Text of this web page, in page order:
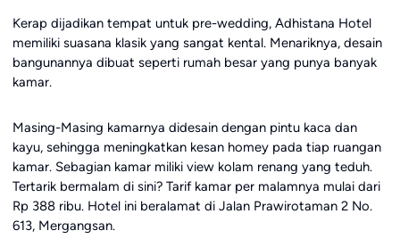
Kerap dijadikan tempat untuk pre-wedding, Adhistana Hotel
memiliki suasana klasik yang sangat kental. Menariknya, desain
bangunannya dibuat seperti rumah besar yang punya banyak
kamar.
Masing-Masing kamarnya didesain dengan pintu kaca dan
kayu, sehingga meningkatkan kesan homey pada tiap ruangan
kamar. Sebagian kamar miliki view kolam renang yang teduh.
Tertarik bermalam di sini? Tarif kamar per malamnya mulai dari
Rp 388 ribu. Hotel ini beralamat di Jalan Prawirotaman 2 No.
613, Mergangsan.